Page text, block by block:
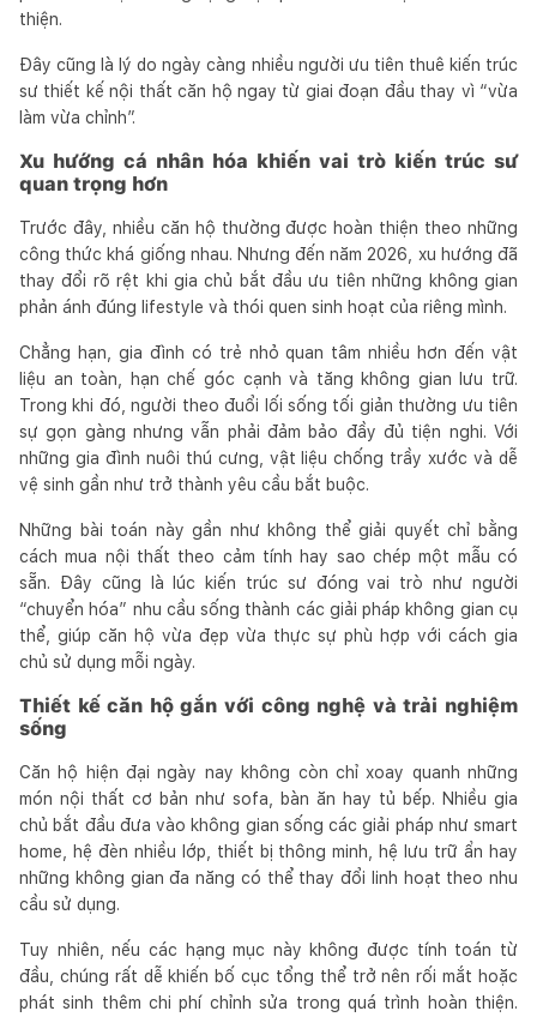
thiện.
Đây cũng là lý do ngày càng nhiều người ưu tiên thuê kiến trúc
sư thiết kế nội thất căn hộ ngay từ giai đoạn đầu thay vì “vừa
làm vừa chỉnh”.
Xu hướng cá nhân hóa khiến vai trò kiến trúc sư
quan trọng hơn
Trước đây, nhiều căn hộ thường được hoàn thiện theo những
công thức khá giống nhau. Nhưng đến năm 2026, xu hướng đã
thay đổi rõ rệt khi gia chủ bắt đầu ưu tiên những không gian
phản ánh đúng lifestyle và thói quen sinh hoạt của riêng mình.
Chẳng hạn, gia đình có trẻ nhỏ quan tâm nhiều hơn đến vật
liệu an toàn, hạn chế góc cạnh và tăng không gian lưu trữ.
Trong khi đó, người theo đuổi lối sống tối giản thường ưu tiên
sự gọn gàng nhưng vẫn phải đảm bảo đầy đủ tiện nghi. Với
những gia đình nuôi thú cưng, vật liệu chống trầy xước và dễ
vệ sinh gần như trở thành yêu cầu bắt buộc.
Những bài toán này gần như không thể giải quyết chỉ bằng
cách mua nội thất theo cảm tính hay sao chép một mẫu có
sẵn. Đây cũng là lúc kiến trúc sư đóng vai trò như người
“chuyển hóa” nhu cầu sống thành các giải pháp không gian cụ
thể, giúp căn hộ vừa đẹp vừa thực sự phù hợp với cách gia
chủ sử dụng mỗi ngày.
Thiết kế căn hộ gắn với công nghệ và trải nghiệm
sống
Căn hộ hiện đại ngày nay không còn chỉ xoay quanh những
món nội thất cơ bản như sofa, bàn ăn hay tủ bếp. Nhiều gia
chủ bắt đầu đưa vào không gian sống các giải pháp như smart
home, hệ đèn nhiều lớp, thiết bị thông minh, hệ lưu trữ ẩn hay
những không gian đa năng có thể thay đổi linh hoạt theo nhu
cầu sử dụng.
Tuy nhiên, nếu các hạng mục này không được tính toán từ
đầu, chúng rất dễ khiến bố cục tổng thể trở nên rối mắt hoặc
phát sinh thêm chi phí chỉnh sửa trong quá trình hoàn thiện.